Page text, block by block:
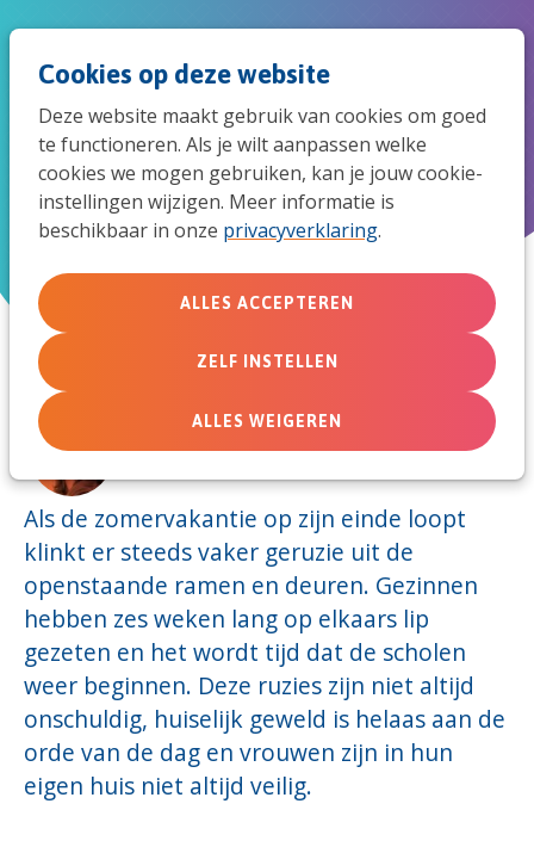
Cookies op deze website
Deze website maakt gebruik van cookies om goed
te functioneren. Als je wilt aanpassen welke
cookies we mogen gebruiken, kan je jouw cookie-
instellingen wijzigen. Meer informatie is
beschikbaar in onze privacyverklaring.
ALLES ACCEPTEREN
ZELF INSTELLEN
ALLES WEIGEREN
naar
de
Levensveranderend
16 augustus 2017
Als de zomervakantie op zijn einde loopt
klinkt er steeds vaker geruzie uit de
openstaande ramen en deuren. Gezinnen
hebben zes weken lang op elkaars lip
gezeten en het wordt tijd dat de scholen
weer beginnen. Deze ruzies zijn niet altijd
onschuldig, huiselijk geweld is helaas aan de
orde van de dag en vrouwen zijn in hun
eigen huis niet altijd veilig.